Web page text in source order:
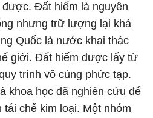
Đất hiếm là nguyên
nhưng trữ lượng lại khá
Quốc là nước khai thác
giới. Đất hiếm được lấy từ
trình vô cùng phức tạp.
khoa học đã nghiên cứu để
chế kim loại. Một nhóm